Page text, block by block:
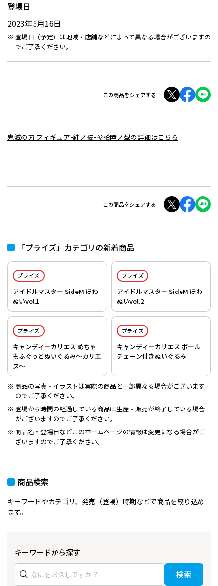
登場日
2023年5月16日
登場日（予定）は地域・店舗などによって異なる場合がございますの
でご了承ください。
この商品をシェアする
鬼滅の刃 フィギュア-絆ノ装-参拾陸ノ型の詳細はこちら
この商品をシェアする
「プライズ」カテゴリの新着商品
プライズ
アイドルマスター SideM ほわ
ぬいvol.1
プライズ
アイドルマスター SideM ほわ
ぬいvol.2
プライズ
キャンディーカリエス めちゃ
もふぐっとぬいぐるみ～カリエ
ス～
プライズ
キャンディーカリエス ボール
チェーン付きぬいぐるみ
商品の写真・イラストは実際の商品と一部異なる場合がございます
のでご了承ください。
登場から時間の経過している商品は生産・販売が終了している場合
がございますのでご了承ください。
商品名・登場日などこのホームページの情報は変更になる場合がご
ざいますのでご了承ください。
商品検索
キーワードやカテゴリ、発売（登場）時期などで商品を絞り込め
ます。
キーワードから探す
検索